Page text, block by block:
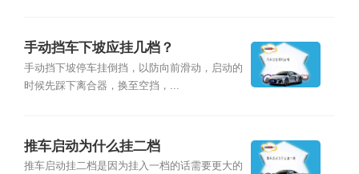
手动挡车下坡应挂几档？
手动挡下坡停车挂倒挡，以防向前滑动，启动的
时候先踩下离合器，换至空挡，...
推车启动为什么挂二档
推车启动挂二档是因为挂入一档的话需要更大的